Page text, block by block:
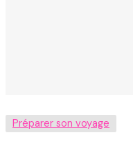
Préparer son voyage